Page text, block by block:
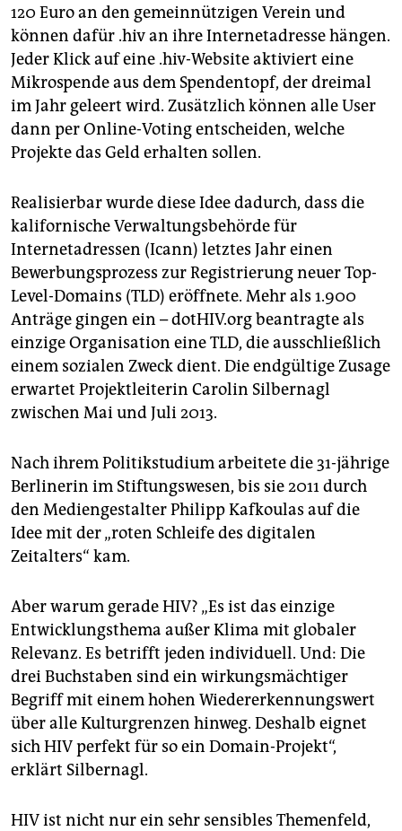
120 Euro an den gemeinnützigen Verein und
können dafür .hiv an ihre Internetadresse hängen.
Jeder Klick auf eine .hiv-Website aktiviert eine
Mikrospende aus dem Spendentopf, der dreimal
im Jahr geleert wird. Zusätzlich können alle User
dann per Online-Voting entscheiden, welche
Projekte das Geld erhalten sollen.
Realisierbar wurde diese Idee dadurch, dass die
kalifornische Verwaltungsbehörde für
Internetadressen (Icann) letztes Jahr einen
Bewerbungsprozess zur Registrierung neuer Top-
Level-Domains (TLD) eröffnete. Mehr als 1.900
Anträge gingen ein – dotHIV.org beantragte als
einzige Organisation eine TLD, die ausschließlich
einem sozialen Zweck dient. Die endgültige Zusage
erwartet Projektleiterin Carolin Silbernagl
zwischen Mai und Juli 2013.
Nach ihrem Politikstudium arbeitete die 31-jährige
Berlinerin im Stiftungswesen, bis sie 2011 durch
den Mediengestalter Philipp Kafkoulas auf die
Idee mit der „roten Schleife des digitalen
Zeitalters“ kam.
Aber warum gerade HIV? „Es ist das einzige
Entwicklungsthema außer Klima mit globaler
Relevanz. Es betrifft jeden individuell. Und: Die
drei Buchstaben sind ein wirkungsmächtiger
Begriff mit einem hohen Wiedererkennungswert
über alle Kulturgrenzen hinweg. Deshalb eignet
sich HIV perfekt für so ein Domain-Projekt“,
erklärt Silbernagl.
HIV ist nicht nur ein sehr sensibles Themenfeld,